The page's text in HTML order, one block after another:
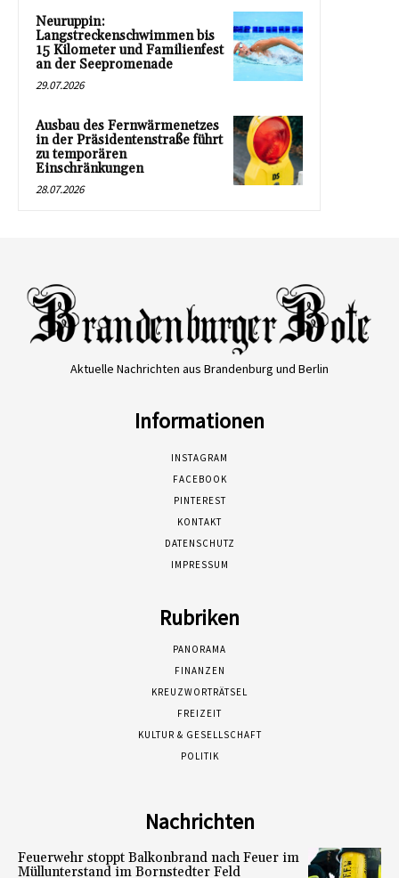
Neuruppin:
Langstreckenschwimmen bis
15 Kilometer und Familienfest
an der Seepromenade
29.07.2026
Ausbau des Fernwärmenetzes
in der Präsidentenstraße führt
zu temporären
Einschränkungen
28.07.2026
Aktuelle Nachrichten aus Brandenburg und Berlin
Informationen
INSTAGRAM
FACEBOOK
PINTEREST
KONTAKT
DATENSCHUTZ
IMPRESSUM
Rubriken
PANORAMA
FINANZEN
KREUZWORTRÄTSEL
FREIZEIT
KULTUR & GESELLSCHAFT
POLITIK
Nachrichten
Feuerwehr stoppt Balkonbrand nach Feuer im
Müllunterstand im Bornstedter Feld